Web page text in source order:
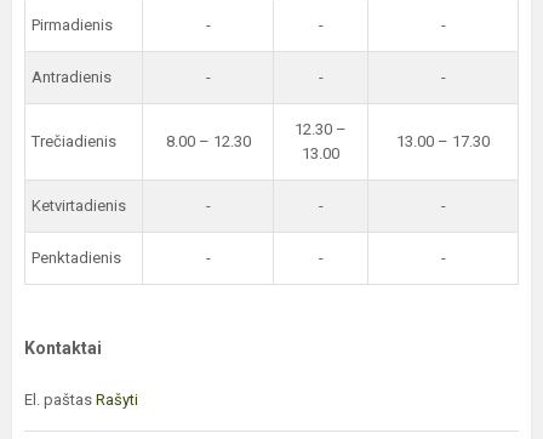
Pirmadienis - - -
Antradienis - - -
Trečiadienis 8.00 – 12.30
12.30 –
13.00
13.00 – 17.30
Ketvirtadienis - - -
Penktadienis - - -
Kontaktai
El. paštas Rašyti